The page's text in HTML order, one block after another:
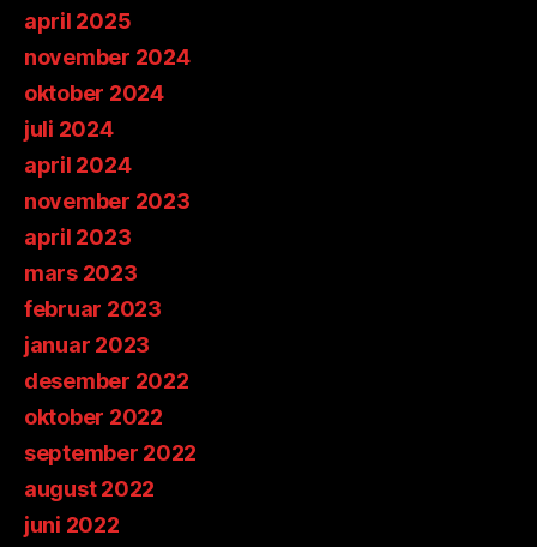
april 2025
november 2024
oktober 2024
juli 2024
april 2024
november 2023
april 2023
mars 2023
februar 2023
januar 2023
desember 2022
oktober 2022
september 2022
august 2022
juni 2022